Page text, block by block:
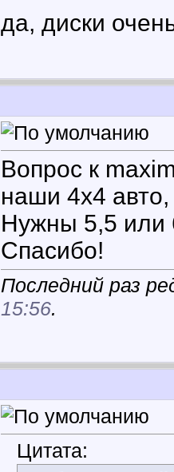
да, диски
Вопрос к
наши 4х4 авто,
Нужны 5,5 или
Спасибо!
Последний раз
15:56.
Цитата: